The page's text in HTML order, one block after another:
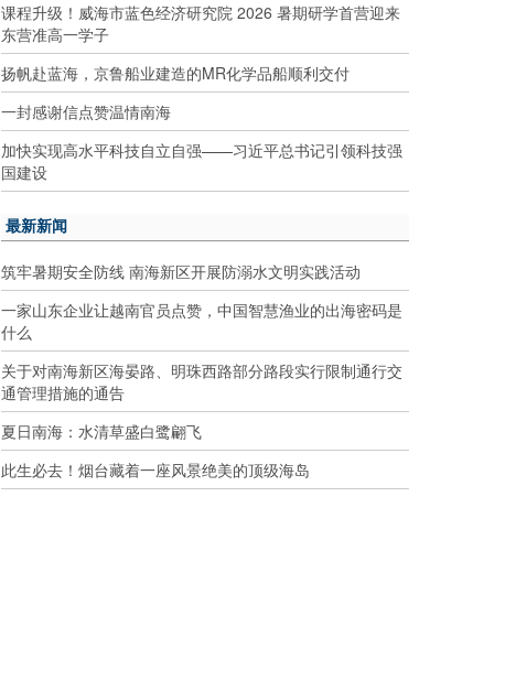
课程升级！威海市蓝色经济研究院 2026 暑期研学首营迎来
东营准高一学子
扬帆赴蓝海，京鲁船业建造的MR化学品船顺利交付
一封感谢信点赞温情南海
加快实现高水平科技自立自强——习近平总书记引领科技强
国建设
最新新闻
筑牢暑期安全防线 南海新区开展防溺水文明实践活动
一家山东企业让越南官员点赞，中国智慧渔业的出海密码是
什么
关于对南海新区海晏路、明珠西路部分路段实行限制通行交
通管理措施的通告
夏日南海：水清草盛白鹭翩飞
此生必去！烟台藏着一座风景绝美的顶级海岛